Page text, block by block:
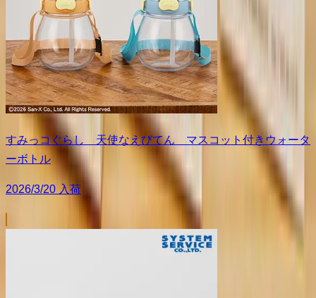
すみっコぐらし 天使なえびてん マスコット付きウォータ
ーボトル
2026/3/20 入荷